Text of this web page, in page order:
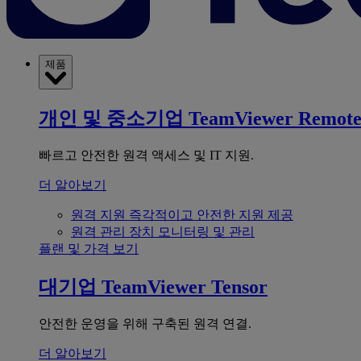
제품
개인 및 중소기업 TeamViewer Remote
빠르고 안전한 원격 액세스 및 IT 지원.
더 알아보기
원격 지원 즉각적이고 안전한 지원 제공
원격 관리 장치 모니터링 및 관리
플랜 및 가격 보기
대기업 TeamViewer Tensor
안전한 운영을 위해 구축된 원격 연결.
더 알아보기